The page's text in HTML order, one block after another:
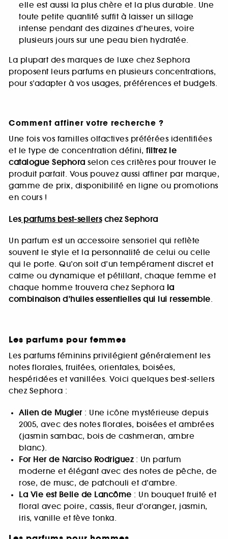
elle est aussi la plus chère et la plus durable. Une
toute petite quantité suffit à laisser un sillage
intense pendant des dizaines d’heures, voire
plusieurs jours sur une peau bien hydratée.
La plupart des marques de luxe chez Sephora
proposent leurs parfums en plusieurs concentrations,
pour s’adapter à vos usages, préférences et budgets.
Comment affiner votre recherche ?
Une fois vos familles olfactives préférées identifiées
et le type de concentration défini, filtrez le
catalogue Sephora selon ces critères pour trouver le
produit parfait. Vous pouvez aussi affiner par marque,
gamme de prix, disponibilité en ligne ou promotions
en cours !
Lesparfums best-sellerschez Sephora
Un parfum est un accessoire sensoriel qui reflète
souvent le style et la personnalité de celui ou celle
qui le porte. Qu’on soit d’un tempérament discret et
calme ou dynamique et pétillant, chaque femme et
chaque homme trouvera chez Sephora la
combinaison d’huiles essentielles qui lui ressemble.
Les parfums pour femmes
Les parfums féminins privilégient généralement les
notes florales, fruitées, orientales, boisées,
hespéridées et vanillées. Voici quelques best-sellers
chez Sephora :
Alien de Mugler: Une icône mystérieuse depuis
2005, avec des notes florales, boisées et ambrées
(jasmin sambac, bois de cashmeran, ambre
blanc).
For Her de Narciso Rodriguez: Un parfum
moderne et élégant avec des notes de pêche, de
rose, de musc, de patchouli et d’ambre.
La Vie est Belle de Lancôme : Un bouquet fruité et
floral avec poire, cassis, fleur d’oranger, jasmin,
iris, vanille et fève tonka.